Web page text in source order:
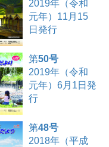
2019年（令和
元年）11月15
日発行
第50号
2019年（令和
元年）6月1日発
行
第48号
2018年（平成